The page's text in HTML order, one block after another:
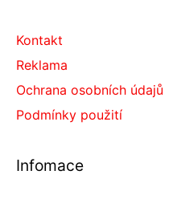
Kontakt
Reklama
Ochrana osobních údajů
Podmínky použití
Infomace